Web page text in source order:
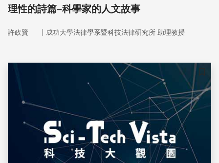
理性的詩篇–科學家的人文故事
許政賢 ｜ 成功大學法律學系暨科技法律研究所 助理教授
儲存